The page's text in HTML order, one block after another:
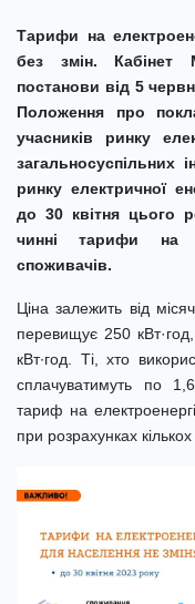
Тарифи на
без змін. Кабінет
постанови від 5
Положення про
учасників ринку
загальносуспільних
ринку електричної
до 30 квітня цього
чинні тарифи на
споживачів.
Ціна залежить від
перевищує 250
кВт∙год. Ті, хто
сплачуватимуть по
тариф на
при розрахунках